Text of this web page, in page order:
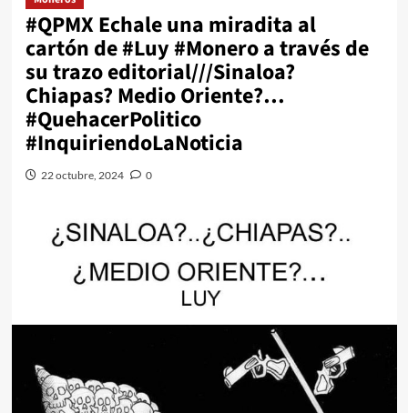
#QPMX Echale una miradita al
cartón de #Luy #Monero a través de
su trazo editorial///Sinaloa?
Chiapas? Medio Oriente?…
#QuehacerPolitico
#InquiriendoLaNoticia
22 octubre, 2024 0